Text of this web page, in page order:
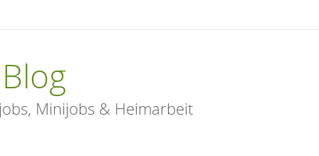
Minijobs & Heimarbeit